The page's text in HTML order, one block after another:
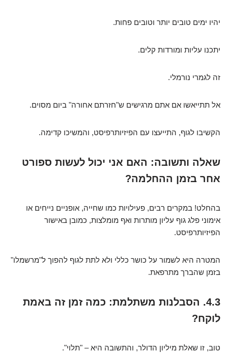
יהיו ימים טובים יותר וטובים פחות.
יתכנו עליות ומורדות קלים.
זה לגמרי נורמלי.
אל תתייאשו אם אתם מרגישים ש"חזרתם אחורה" ביום מסוים.
הקשיבו לגוף, התייעצו עם הפיזיותרפיסט, והמשיכו קדימה.
שאלה ותשובה: האם אני יכול לעשות ספורט
אחר בזמן ההחלמה?
בהחלט! במקרים רבים, פעילויות כמו שחייה, אופניים נייחים או
אימוני פלג גוף עליון מותרות ואף מומלצות, כמובן באישור
הפיזיותרפיסט.
המטרה היא לשמור על כושר כללי ולא לתת לגוף להפוך ל"מרשמלו"
בזמן שהברך מתרפאת.
4.3. הסבלנות משתלמת: כמה זמן זה באמת
לוקח?
טוב, זו שאלת מיליון הדולר, והתשובה היא – "תלוי".